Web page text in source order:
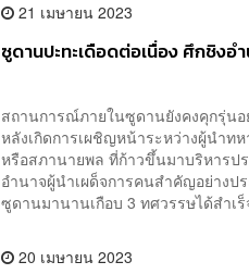
21 เมษายน 2023
ซูดานปะทะเดือดต่อเนื่อง ศึกชิง
สถานการณ์ภายในซูดานยังคงคุกรุ่น
หลังเกิดการเผชิญหน้าระหว่างผู้นำท
หรือสภานายพล ที่ก้าวขึ้นมาบริหารป
อำนาจผู้นำเผด็จการคนสำคัญอย่าง
ซูดานมานานเกือบ 3 ทศวรรษได้สำเ
20 เมษายน 2023